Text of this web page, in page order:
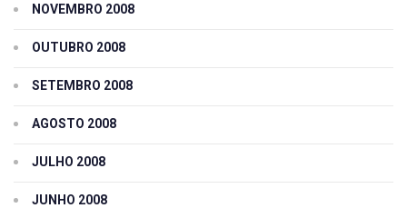
NOVEMBRO 2008
OUTUBRO 2008
SETEMBRO 2008
AGOSTO 2008
JULHO 2008
JUNHO 2008